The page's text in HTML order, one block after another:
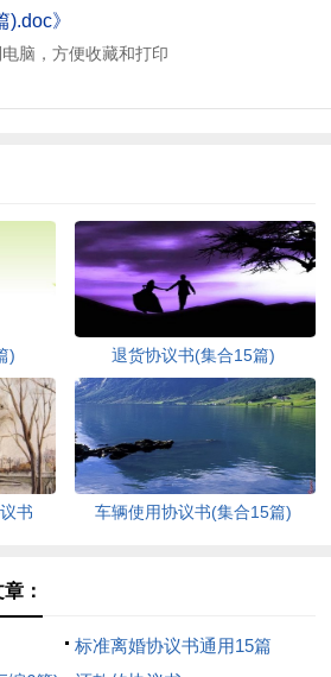
).doc》
脑，方便收藏和打印
) 退货协议书(集合15篇)
书 车辆使用协议书(集合15篇)
：
标准离婚协议书通用15篇